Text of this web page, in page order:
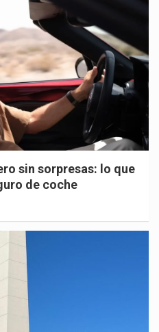
sin sorpresas: lo que
de coche